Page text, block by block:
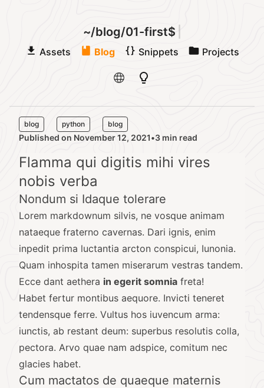
~/blog/01-first$
Assets Blog Snippets Projects
blog python blog
Published on
Published on November 12, 2021•3 min read
Flamma qui digitis mihi vires
nobis verba
Nondum si Idaque tolerare
Lorem markdownum silvis, ne vosque animam
nataeque fraterno cavernas. Dari ignis, enim
inpedit prima luctantia arcton conspicui, Iunonia.
Quam inhospita tamen miserarum vestras tandem.
Ecce dant aethera in egerit somnia freta!
Habet fertur montibus aequore. Invicti teneret
tendensque ferre. Vultus hos iuvencum arma:
iunctis, ab restant deum: superbus resolutis colla,
pectora. Arvo quae nam adspice, comitum nec
glacies habet.
Cum mactatos de quaeque maternis